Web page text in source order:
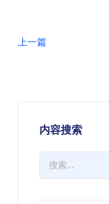
上一篇
内容搜索